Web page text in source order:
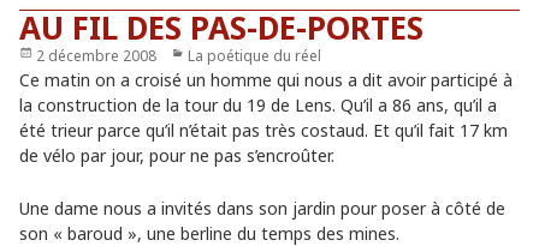
AU FIL DES PAS-DE-PORTES
Publié
le
2 décembre 2008 Catégories
La poétique du réel
Ce matin on a croisé un homme qui nous a dit avoir participé à
la construction de la tour du 19 de Lens. Qu’il a 86 ans, qu’il a
été trieur parce qu’il n’était pas très costaud. Et qu’il fait 17 km
de vélo par jour, pour ne pas s’encroûter.
Une dame nous a invités dans son jardin pour poser à côté de
son « baroud », une berline du temps des mines.